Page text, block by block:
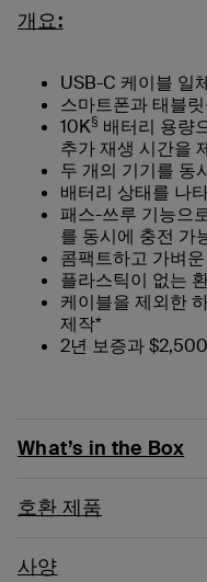
개요:
USB-C 케이블 일
스마트폰과 태블
10K§ 배터리 용량
추가 재생 시간을
두 개의 기기를 동
배터리 상태를 나
패스-쓰루 기능으
를 동시에 충전 가
콤팩트하고 가벼
플라스틱이 없는
케이블을 제외한
제작*
2년 보증과
What’s in the Box
호환 제품
사양